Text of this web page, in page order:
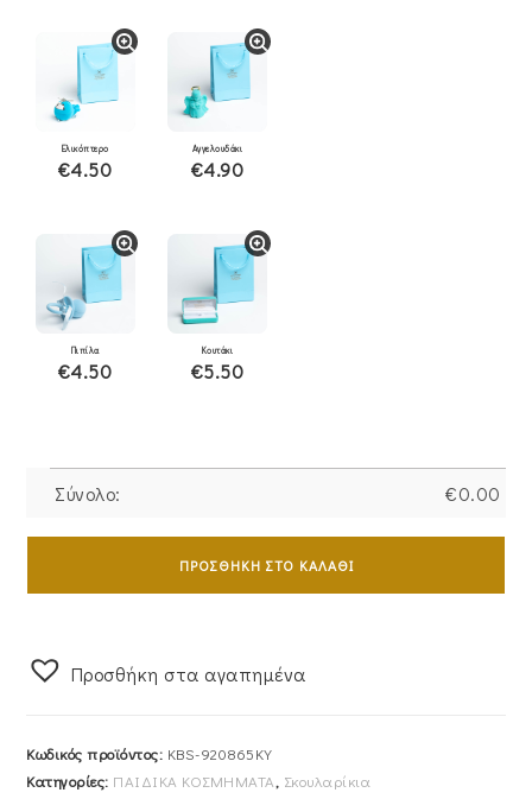
Ελικόπτερο
€4.50
Αγγελουδάκι
€4.90
Πιπίλα
€4.50
Κουτάκι
€5.50
Σύνολο: €0.00
Σκουλαρίκια
Κ9
"cupcakes"
ΠΡΟΣΘΉΚΗ ΣΤΟ ΚΑΛΆΘΙ
Προσθήκη στα αγαπημένα
Κωδικός προϊόντος: KBS-920865KY
Κατηγορίες: ΠΑΙΔΙΚΑ ΚΟΣΜΗΜΑΤΑ, Σκουλαρίκια